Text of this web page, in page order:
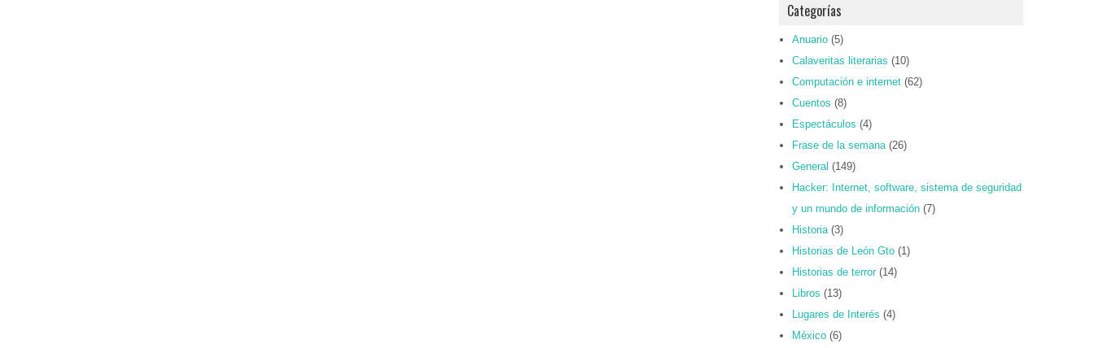
Categorías
Anuario (5)
Calaveritas literarias (10)
Computación e internet (62)
Cuentos (8)
Espectáculos (4)
Frase de la semana(26)
General (149)
Hacker: Internet, software, sistema de seguridad
y un mundo de información (7)
Historia(3)
Historias de León Gto (1)
Historias de terror (14)
Libros (13)
Lugares de Interés (4)
México (6)